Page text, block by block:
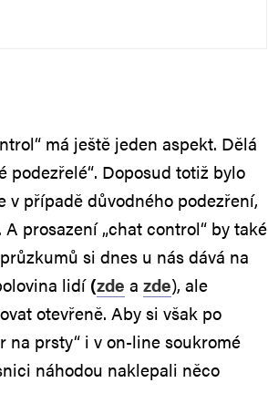
má ještě jeden aspekt. Dělá
podezřelé“. Doposud totiž bylo
v případě důvodného podezření,
prosazení „chat control“ by také
si dnes u nás dává na
lidí(zde a zde), ale
otevřeně. Aby si však po
na prsty“ i v on-line soukromé
náhodou naklepali něco